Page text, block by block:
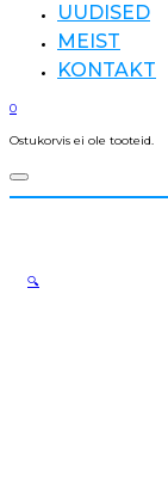
UUDISED
MEIST
KONTAKT
0
Ostukorvis ei ole tooteid.
🔍